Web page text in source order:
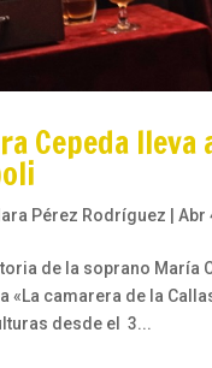
Cepeda
Pérez Rodríguez |Abr
de la soprano María
«La camarera de la
desde el 3...